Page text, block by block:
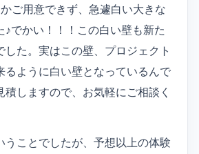
ご用意できず、急遽白い大きな
♪でかい！！！この白い壁も新た
した。実はこの壁、プロジェクト
るように白い壁となっているんで
しますので、お気軽にご相談く
うことでしたが、予想以上の体験